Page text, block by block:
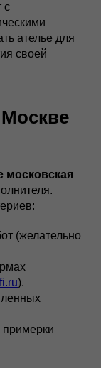
с
ателье для
своей
московская
(желательно
).